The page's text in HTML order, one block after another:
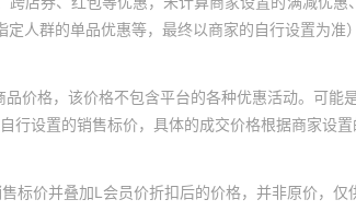
人群的单品优惠等，最终以商家的自行设置为
价格，该价格不包含平台的各种优惠活动。可能
行设置的销售标价，具体的成交价格根据商家设
标价并叠加L会员价折扣后的价格，并非原价，仅